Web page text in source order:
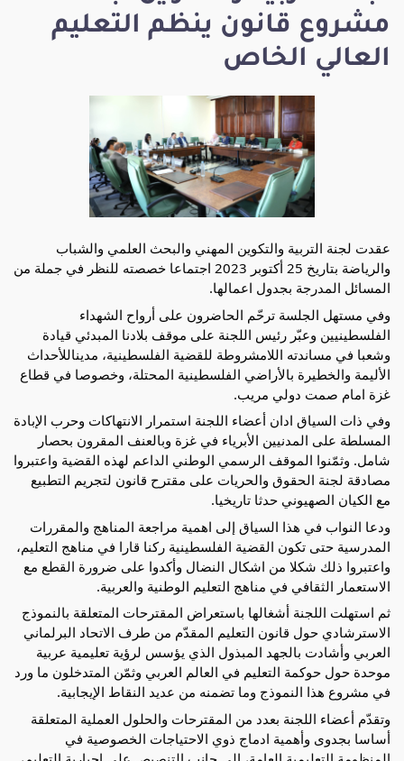
مشروع قانون ينظم التعليم
العالي الخاص
عقدت لجنة التربية والتكوين المهني والبحث العلمي والشباب
والرياضة بتاريخ 25 أكتوبر 2023 اجتماعا خصصته للنظر في جملة من
المسائل المدرجة بجدول اعمالها.
وفي مستهل الجلسة ترحّم الحاضرون على أرواح الشهداء
الفلسطينيين وعبّر رئيس اللجنة على موقف بلادنا المبدئي قيادة
وشعبا في مساندته اللامشروطة للقضية الفلسطينية، مديناللأحداث
الأليمة والخطيرة بالأراضي الفلسطينية المحتلة، وخصوصا في قطاع
غزة امام صمت دولي مريب.
وفي ذات السياق ادان أعضاء اللجنة استمرار الانتهاكات وحرب الإبادة
المسلطة على المدنيين الأبرياء في غزة وبالعنف المقرون بحصار
شامل. وثمّنوا الموقف الرسمي الوطني الداعم لهذه القضية واعتبروا
مصادقة لجنة الحقوق والحريات على مقترح قانون لتجريم التطبيع
مع الكيان الصهيوني حدثا تاريخيا.
ودعا النواب في هذا السياق إلى اهمية مراجعة المناهج والمقررات
المدرسية حتى تكون القضية الفلسطينية ركنا قارا في مناهج التعليم،
واعتبروا ذلك شكلا من اشكال النضال وأكدوا على ضرورة القطع مع
الاستعمار الثقافي في مناهج التعليم الوطنية والعربية.
ثم استهلت اللجنة أشغالها باستعراض المقترحات المتعلقة بالنموذج
الاسترشادي حول قانون التعليم المقدّم من طرف الاتحاد البرلماني
العربي وأشادت بالجهد المبذول الذي يؤسس لرؤية تعليمية عربية
موحدة حول حوكمة التعليم في العالم العربي وثمّن المتدخلون ما ورد
في مشروع هذا النموذج وما تضمنه من عديد النقاط الإيجابية.
وتقدّم أعضاء اللجنة بعدد من المقترحات والحلول العملية المتعلقة
أساسا بجدوى وأهمية ادماج ذوي الاحتياجات الخصوصية في